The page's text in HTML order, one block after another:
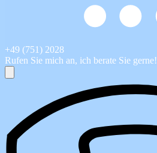
+49 (751) 2028
Rufen Sie mich an, ich berate Sie gerne!